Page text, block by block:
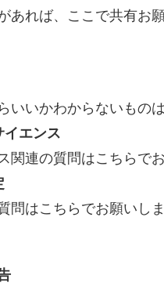
あれば、ここで共有お
いかわからないもの
イエンス
連の質問はこちらでお
はこちらでお願いしま